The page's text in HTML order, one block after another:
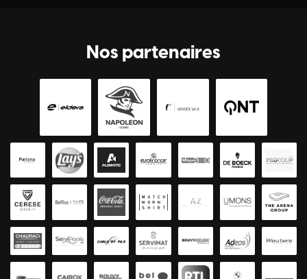
Nos partenaires